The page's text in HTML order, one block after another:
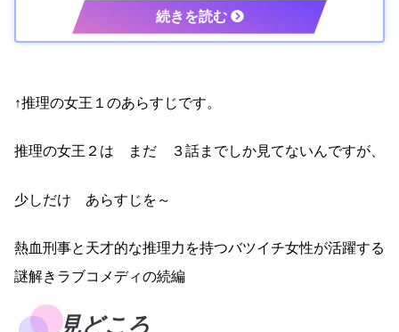
↑推理の女王１のあらすじです。
推理の女王２は まだ ３話までしか見てないんですが、
少しだけ あらすじを～
熱血刑事と天才的な推理力を持つバツイチ女性が活躍する
謎解きラブコメディの続編
見どころ